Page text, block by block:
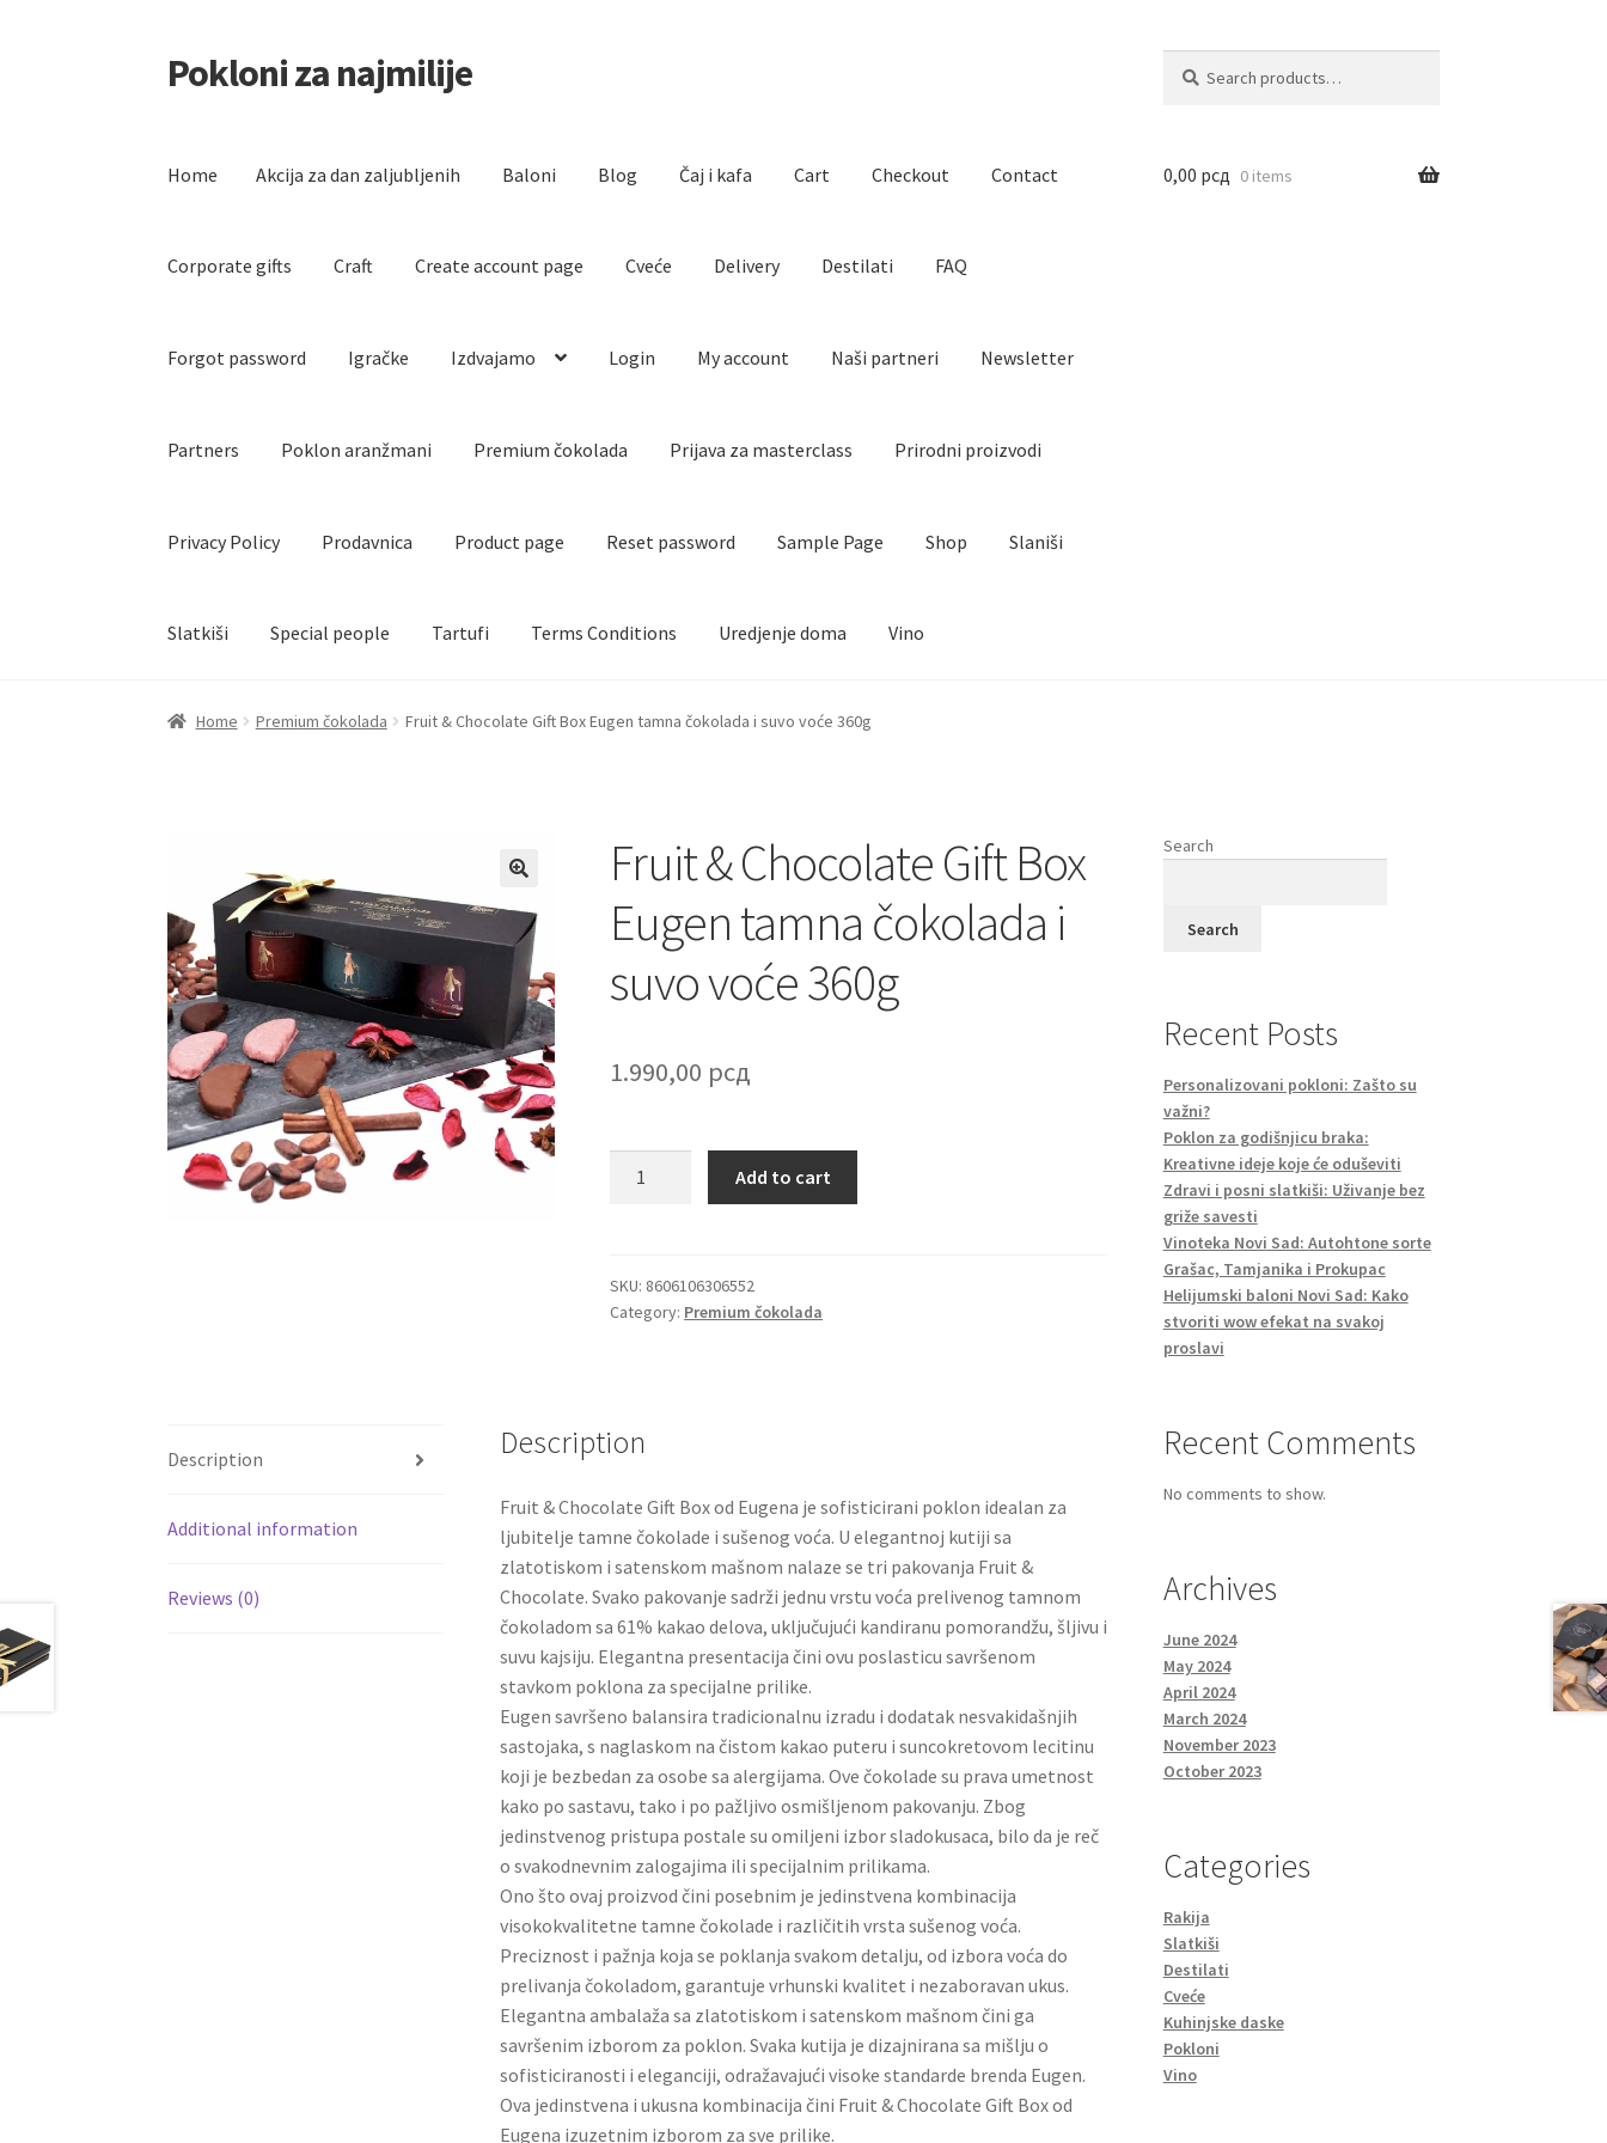
Skip
to
Skip
to
Pokloni za najmilije
for:
Home Akcija za dan zaljubljenih Baloni Blog Čaj i kafa Cart Checkout Contact
Corporate gifts Craft Create account page Cveće Delivery Destilati FAQ
Forgot password Igračke Izdvajamo Login My account Naši partneri Newsletter
Partners Poklon aranžmani Premium čokolada Prijava za masterclass Prirodni proizvodi
Privacy Policy Prodavnica Product page Reset password Sample Page Shop Slaniši
Slatkiši Special people Tartufi Terms Conditions Uredjenje doma Vino
Home Akcija za dan zaljubljenih Baloni Blog Čaj i kafa Checkout Contact Corporate gifts
Prijava za masterclass Prirodni proizvodi
Privacy PolicyProdavnicaProduct page Reset passwordSample Page Slatkiši Special people Tartufi
Terms Conditions Uredjenje domaVino
0,00 рсд 0 items
Home Premium čokolada Fruit & Chocolate Gift Box Eugen tamna čokolada i suvo voće 360g
Fruit & Chocolate Gift Box
Eugen tamna čokolada i
suvo voće 360g
1.990,00 рсд
Box
Eugen
suvo
quantity
Add to cart
SKU: 8606106306552
Category: Premium čokolada
Description
Additional information
Reviews (0)
Description
Fruit & Chocolate Gift Box od Eugena je sofisticirani poklon idealan za
ljubitelje tamne čokolade i sušenog voća. U elegantnoj kutiji sa
zlatotiskom i satenskom mašnom nalaze se tri pakovanja Fruit &
Chocolate. Svako pakovanje sadrži jednu vrstu voća prelivenog tamnom
čokoladom sa 61% kakao delova, uključujući kandiranu pomorandžu, šljivu i
suvu kajsiju. Elegantna presentacija čini ovu poslasticu savršenom
stavkom poklona za specijalne prilike.
Eugen savršeno balansira tradicionalnu izradu i dodatak nesvakidašnjih
sastojaka, s naglaskom na čistom kakao puteru i suncokretovom lecitinu
koji je bezbedan za osobe sa alergijama. Ove čokolade su prava umetnost
kako po sastavu, tako i po pažljivo osmišljenom pakovanju. Zbog
jedinstvenog pristupa postale su omiljeni izbor sladokusaca, bilo da je reč
o svakodnevnim zalogajima ili specijalnim prilikama.
Ono što ovaj proizvod čini posebnim je jedinstvena kombinacija
visokokvalitetne tamne čokolade i različitih vrsta sušenog voća.
Preciznost i pažnja koja se poklanja svakom detalju, od izbora voća do
prelivanja čokoladom, garantuje vrhunski kvalitet i nezaboravan ukus.
Elegantna ambalaža sa zlatotiskom i satenskom mašnom čini ga
savršenim izborom za poklon. Svaka kutija je dizajnirana sa mišlju o
sofisticiranosti i eleganciji, odražavajući visoke standarde brenda Eugen.
Ova jedinstvena i ukusna kombinacija čini Fruit & Chocolate Gift Box od
Eugena izuzetnim izborom za sve prilike.
Search
Search
Recent Posts
Personalizovani pokloni: Zašto su
važni?
Poklon za godišnjicu braka:
Kreativne ideje koje će oduševiti
Zdravi i posni slatkiši: Uživanje bez
griže savesti
Vinoteka Novi Sad: Autohtone sorte
Grašac, Tamjanika i Prokupac
Helijumski baloni Novi Sad: Kako
stvoriti wow efekat na svakoj
proslavi
Recent Comments
No comments to show.
Archives
June 2024
May 2024
April 2024
March 2024
November 2023
October 2023
Categories
Rakija
Slatkiši
Destilati
Cveće
Kuhinjske daske
Pokloni
Vino